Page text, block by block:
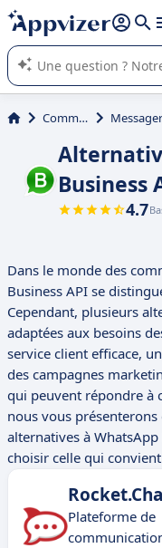
répondre (plusieurs lignes
L'IA de Appvizer vous
logiciel SaaS en
Communication
Business
4.7
Dans le monde des
Business API se
Cependant, plusieurs
adaptées aux besoins
service client efficace,
des campagnes
qui peuvent répondre à
nous vous
alternatives à
choisir celle qui
Plateforme de